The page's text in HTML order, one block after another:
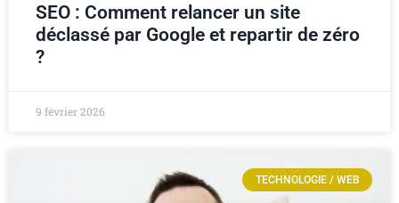
SEO : Comment relancer un site
déclassé par Google et repartir de zéro
?
9 février 2026
TECHNOLOGIE / WEB